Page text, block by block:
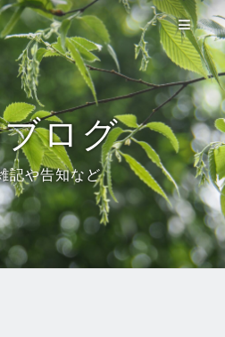
ログ
記や告知など
閑自然誌
使い方
考資料
ログ
ップ